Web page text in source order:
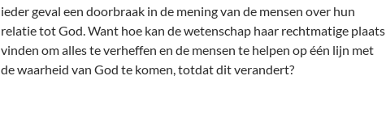
ieder geval een doorbraak in de mening van de mensen over hun
relatie tot God. Want hoe kan de wetenschap haar rechtmatige plaats
vinden om alles te verheffen en de mensen te helpen op één lijn met
de waarheid van God te komen, totdat dit verandert?